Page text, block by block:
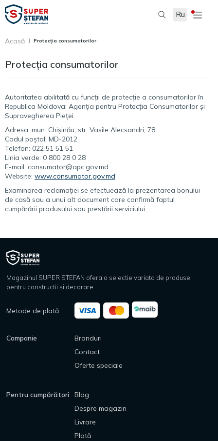
Ru
Acasă Protecția consumatorilor
Protecția consumatorilor
Autoritatea abilitată cu funcții de protecție a consumatorilor în
Republica Moldova: Agenția pentru Protecția Consumatorilor și
Supravegherea Pieței.
Adresa: mun. Chișinău, str. Vasile Alecsandri, 78
Codul poștal: MD-2012
Telefon: 022 51 51 51
Linia verde: 0 800 28 0 28
E-mail: consumator@apc.gov.md
Website: www.consumator.gov.md
Examinarea reclamației se efectuează la prezentarea bonului
de casă sau a unui alt document care confirmă faptul
cumpărării produsului sau prestării serviciului.
Magazinul SUPER STEFAN ofera o selectie variata de produse
pentru constructii si decorare.
Metode de plată
Companie
Branduri
Contact
Oferte speciale
Pentru cumpărători
Blog
Despre magazin
Livrare
Plată